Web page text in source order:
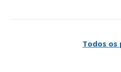
Todos os